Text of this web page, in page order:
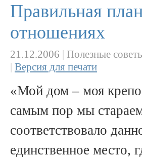
Правильная
отношениях
21.12.2006 | Полезные
| Версия для печати
«Мой дом – моя
самым пор мы
соответствовало
единственное место,